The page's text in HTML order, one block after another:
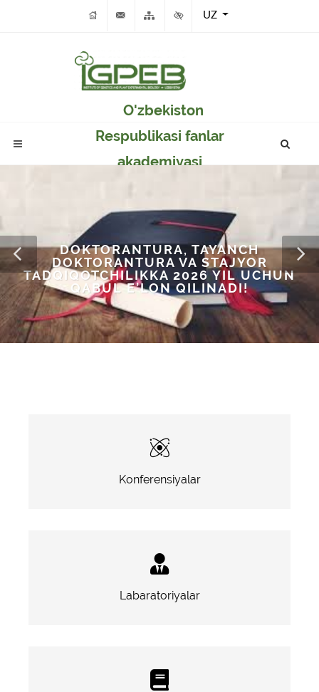
UZ
O'zbekiston
Respublikasi fanlar
akademiyasi
eksperimental
biologiyasi instituti
DOKTORANTURA, TAYANCH
DOKTORANTURA VA STAJYOR
TADQIQOTCHILIKKA 2026 YIL UCHUN
QABUL E’LON QILINADI!
Konferensiyalar
Labaratoriyalar